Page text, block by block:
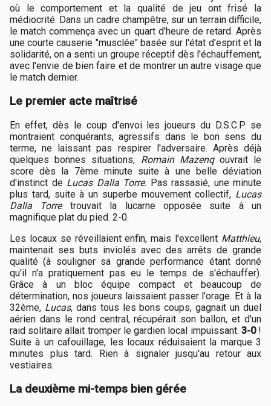
où le comportement et la qualité de jeu ont frisé la
médiocrité. Dans un cadre champêtre, sur un terrain difficile,
le match commença avec un quart d'heure de retard. Après
une courte causerie "musclée" basée sur l'état d'esprit et la
solidarité, on a senti un groupe réceptif dès l'échauffement,
avec l'envie de bien faire et de montrer un autre visage que
le match dernier.
Le premier acte maîtrisé
En effet, dès le coup d'envoi les joueurs du D.S.C.P se
montraient conquérants, agressifs dans le bon sens du
terme, ne laissant pas respirer l'adversaire. Après déjà
quelques bonnes situations, Romain Mazenqouvrait le
score dès la 7ème minute suite à une belle déviation
d'instinct de Lucas Dalla Torre. Pas rassasié, une minute
plus tard, suite à un superbe mouvement collectif, Lucas
Dalla Torretrouvait la lucarne opposée suite à un
magnifique plat du pied. 2-0.
Les locaux se réveillaient enfin, mais l'excellent Matthieu,
maintenait ses buts inviolés avec des arrêts de grande
qualité (à souligner sa grande performance étant donné
qu'il n'a pratiquement pas eu le temps de s'échauffer).
Grâce à un bloc équipe compact et beaucoup de
détermination, nos joueurs laissaient passer l'orage. Et à la
32ème, Lucas, dans tous les bons coups, gagnait un duel
aérien dans le rond central, récupérait son ballon, et d'un
raid solitaire allait tromper le gardien local impuissant. 3-0!
Suite à un cafouillage, les locaux réduisaient la marque 3
minutes plus tard. Rien à signaler jusqu'au retour aux
vestiaires.
La deuxième mi-temps bien gérée